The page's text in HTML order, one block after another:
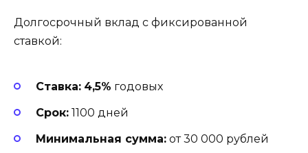
Долгосрочный вклад с фиксированной
ставкой:
Ставка: 4,5% годовых
Срок: 1100 дней
Минимальная сумма: от 30 000 рублей